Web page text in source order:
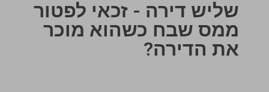
שליש דירה - זכאי לפטור
ממס שבח כשהוא מוכר
את הדירה?